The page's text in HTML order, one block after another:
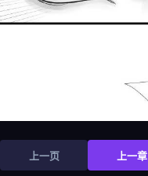
上一页 上一章